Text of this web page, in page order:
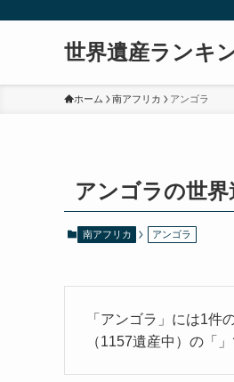
世界遺産ランキ
ホーム 南アフリカ アンゴラ
アンゴラの世
南アフリカ アンゴラ
「アンゴラ」には1件
（1157遺産中）の「」